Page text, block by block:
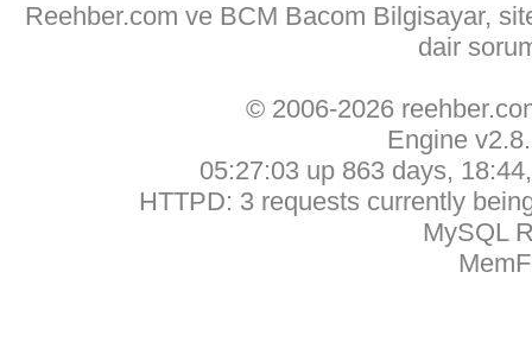
Reehber.com ve BCM Bacom Bilgisayar,
dair
© 2006-2026
Engine
05:27:03 up 863 days,
HTTPD: 3 requests currently
MySQL